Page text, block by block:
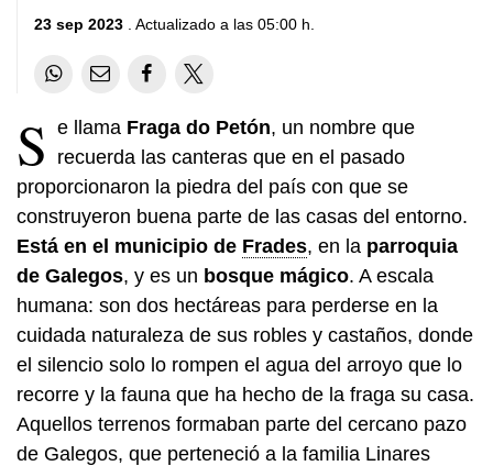
23 sep 2023 . Actualizado a las 05:00 h.
S e llama Fraga do Petón, un nombre que
recuerda las canteras que en el pasado
proporcionaron la piedra del país con que se
construyeron buena parte de las casas del entorno.
Está en el municipio de Frades, en la parroquia
de Galegos, y es un bosque mágico. A escala
humana: son dos hectáreas para perderse en la
cuidada naturaleza de sus robles y castaños, donde
el silencio solo lo rompen el agua del arroyo que lo
recorre y la fauna que ha hecho de la fraga su casa.
Aquellos terrenos formaban parte del cercano pazo
de Galegos, que perteneció a la familia Linares